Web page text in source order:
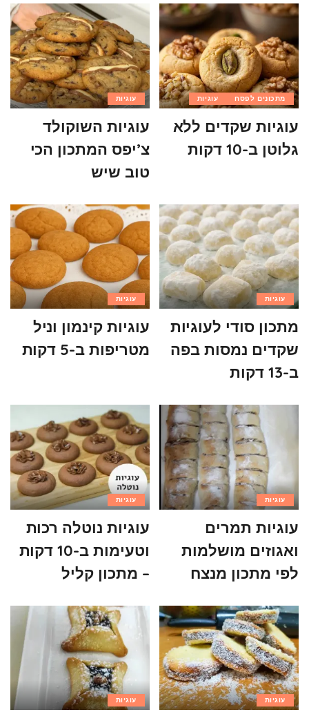
מתכונים לפסח עוגיות
עוגיות שקדים ללא
גלוטן ב-10 דקות
עוגיות
עוגיות השוקולד
צ’יפס המתכון הכי
טוב שיש
עוגיות
מתכון סודי לעוגיות
שקדים נמסות בפה
ב-13 דקות
עוגיות
עוגיות קינמון וניל
מטריפות ב-5 דקות
עוגיות
עוגיות תמרים
ואגוזים מושלמות
לפי מתכון מנצח
עוגיות
עוגיות נוטלה רכות
וטעימות ב-10 דקות
– מתכון קליל
עוגיות עוגיות